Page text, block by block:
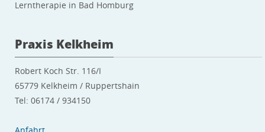
Lerntherapie in Bad Homburg
Praxis Kelkheim
Robert Koch Str. 116/I
65779 Kelkheim / Ruppertshain
Tel: 06174 / 934150